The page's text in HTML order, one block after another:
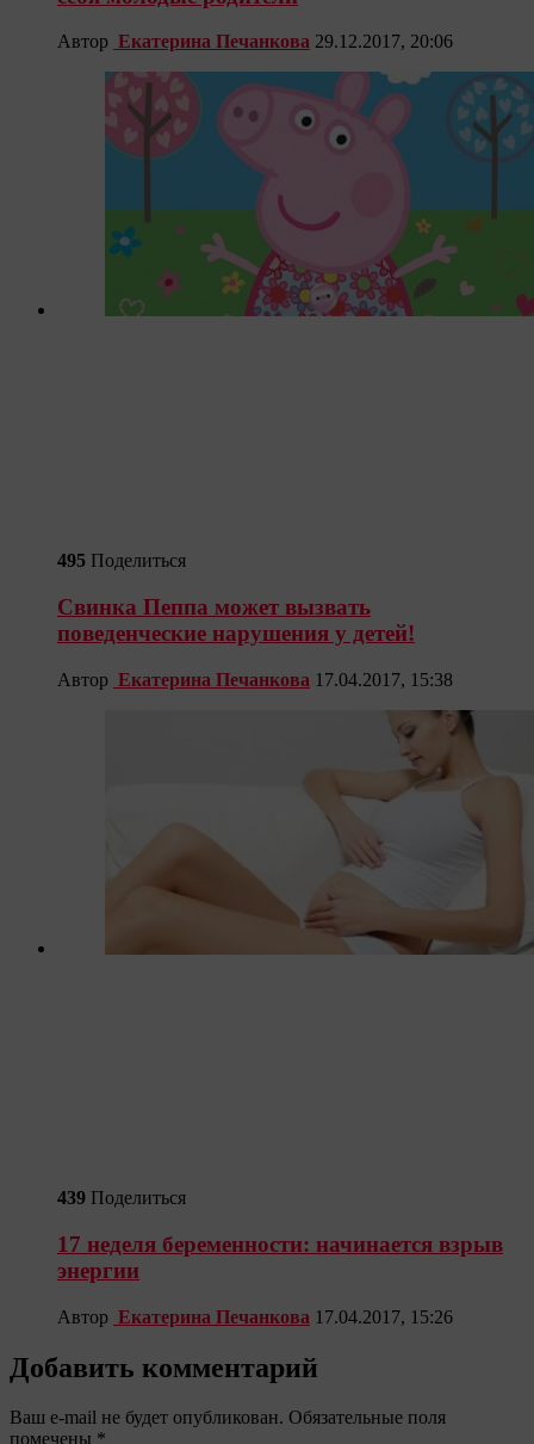
Автор Екатерина Печанкова 29.12.2017, 20:06
495 Поделиться
Свинка Пеппа может вызвать
поведенческие нарушения у детей!
Автор Екатерина Печанкова 17.04.2017, 15:38
439 Поделиться
17 неделя беременности: начинается взрыв
энергии
Автор Екатерина Печанкова 17.04.2017, 15:26
Добавить комментарий
Ваш e-mail не будет опубликован. Обязательные поля
помечены *